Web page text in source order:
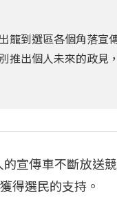
籠到選區各個角落宣
推出個人未來的政見
宣傳車不斷放送
得選民的支持。